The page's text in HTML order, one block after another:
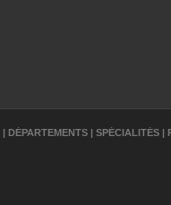
| DÉPARTEMENTS | SPÉCIALITÉS |